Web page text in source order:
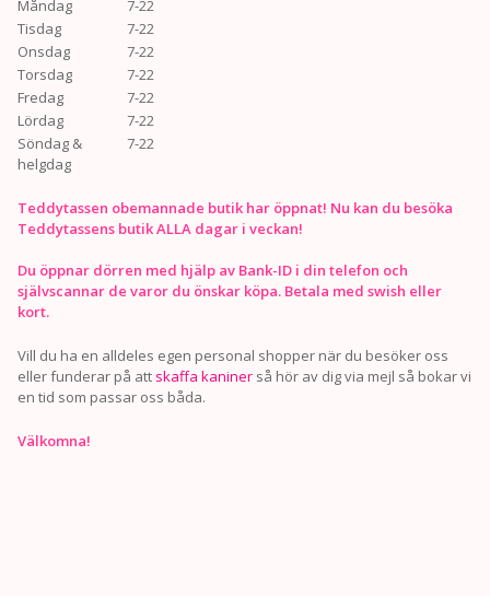
Måndag
7-22
Tisdag
7-22
Onsdag
7-22
Torsdag
7-22
Fredag
7-22
Lördag
7-22
Söndag &
helgdag
7-22
Teddytassen obemannade butik har öppnat! Nu kan du besöka
Teddytassens butik ALLA dagar i veckan!
Du öppnar dörren med hjälp av Bank-ID i din telefon och
självscannar de varor du önskar köpa. Betala med swish eller
kort.
Vill du ha en alldeles egen personal shopper när du besöker oss
eller funderar på att skaffa kaniner så hör av dig via mejl så bokar vi
en tid som passar oss båda.
Välkomna!